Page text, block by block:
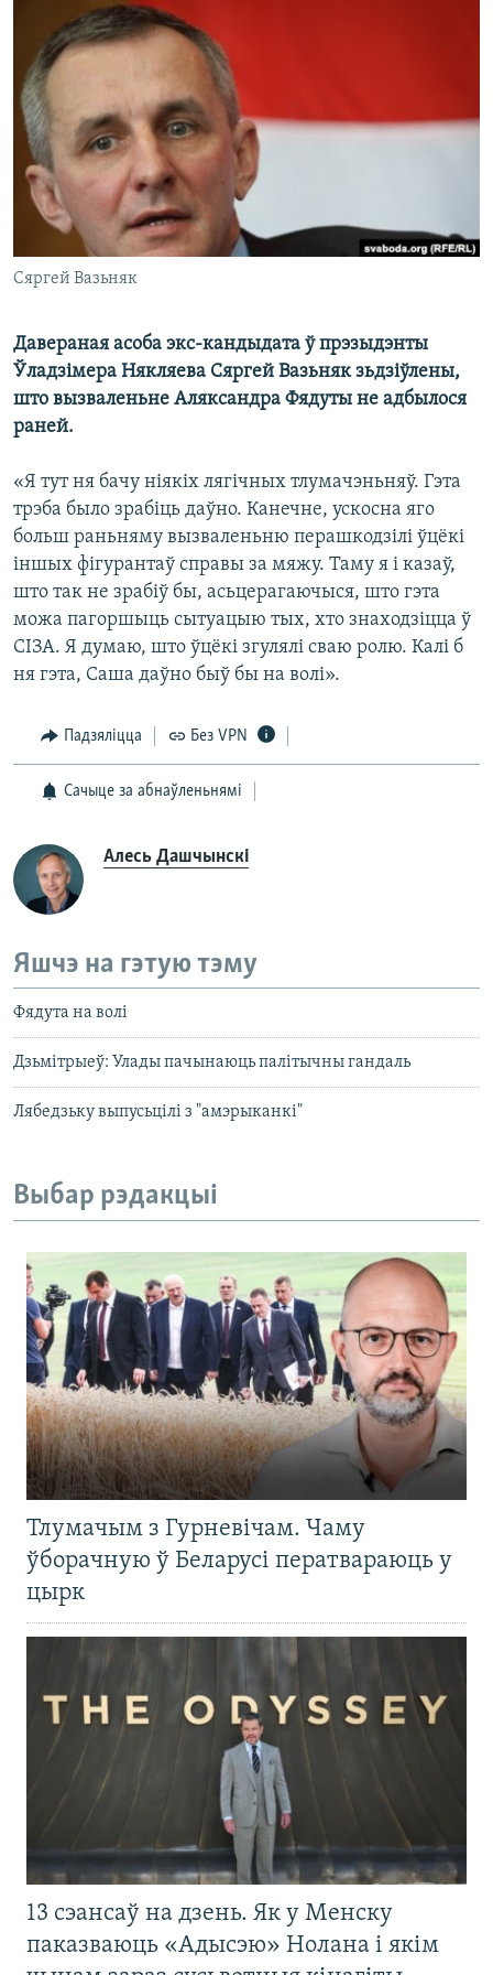
КУЛЬТУРА
КАЛЯНДАР
НА ХВАЛЯХ СВАБОДЫ
Сяргей Вазьняк
Давераная асоба экс-кандыдата ў прэзыдэнты
Ўладзімера Някляева Сяргей Вазьняк зьдзіўлены,
што вызваленьне Аляксандра Фядуты не адбылося
раней.
«Я тут ня бачу ніякіх лягічных тлумачэньняў. Гэта
трэба было зрабіць даўно. Канечне, ускосна яго
больш раньняму вызваленьню перашкодзілі ўцёкі
іншых фігурантаў справы за мяжу. Таму я і казаў,
што так не зрабіў бы, асьцерагаючыся, што гэта
можа пагоршыць сытуацыю тых, хто знаходзіцца ў
СІЗА. Я думаю, што ўцёкі згулялі сваю ролю. Калі б
ня гэта, Саша даўно быў бы на волі».
Падзяліцца Без VPN
Сачыце за абнаўленьнямі
Алесь Дашчынскі
Яшчэ на гэтую тэму
Фядута на волі
Дзьмітрыеў: Улады пачынаюць палітычны гандаль
Лябедзьку выпусьцілі з "амэрыканкі"
Выбар рэдакцыі
Тлумачым з Гурневічам. Чаму
ўборачную ў Беларусі ператвараюць у
цырк
13 сэансаў на дзень. Як у Менску
паказваюць «Адысэю» Нолана і якім